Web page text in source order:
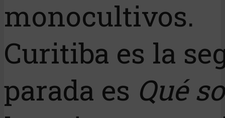
monocultivos.
Curitiba es la
parada es Qué